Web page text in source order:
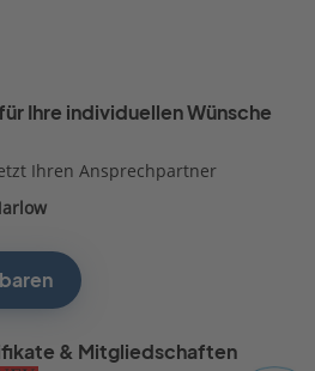
Ihre individuellen Wünsche
Ihren Ansprechpartner
& Mitgliedschaften